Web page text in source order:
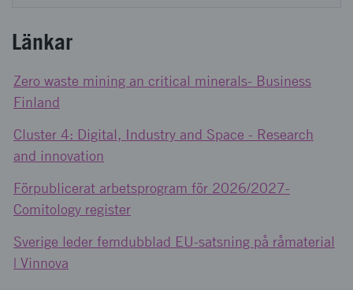
Länkar
Zero waste mining an critical minerals- Business
Finland
Cluster 4: Digital, Industry and Space - Research
and innovation
Förpublicerat arbetsprogram för 2026/2027-
Comitology register
Sverige leder femdubblad EU-satsning på råmaterial
| Vinnova